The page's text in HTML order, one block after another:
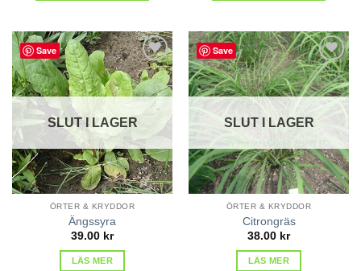
Save
lägg till
i
favoriter
SLUT I LAGER
ÖRTER & KRYDDOR
Ängssyra
39.00 kr
LÄS MER
Save
lägg till
i
favoriter
SLUT I LAGER
ÖRTER & KRYDDOR
Citrongräs
38.00 kr
LÄS MER